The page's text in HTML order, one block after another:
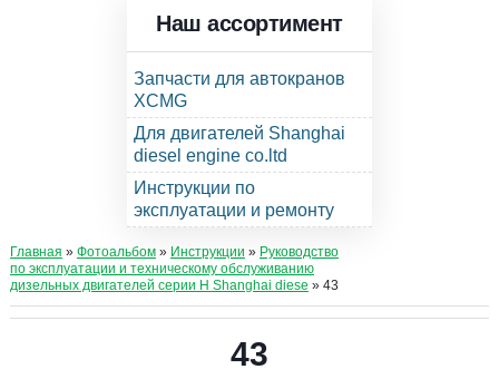
Наш ассортимент
Запчасти для автокранов
XCMG
Для двигателей Shanghai
diesel engine co.ltd
Инструкции по
эксплуатации и ремонту
Главная » Фотоальбом» Инструкции » Руководство
по эксплуатации и техническому обслуживанию
дизельных двигателей серии Н Shanghai diese » 43
43